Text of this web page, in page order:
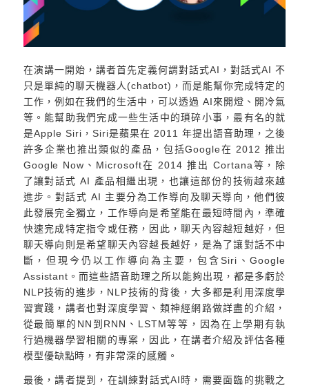
在演講一開始，講者首先定義何謂對話式AI，對話式AI 不
只是單純的聊天機器人(chatbot)，而是能幫你完成特定的
工作，例如在我們的生活中，可以透過 AI來開燈、開冷氣
等。能幫助我們完成一些生活中的瑣碎小事，最有名的就
是Apple Siri，Siri是蘋果在 2011 年提出語音助理，之後
許多企業也推出類似的產品，包括Google在 2012 推出
Google Now、Microsoft在 2014 推出 Cortana等，除
了讓對話式 AI 產品相繼出現，也讓這部份的技術越來越
進步。對話式 AI 主要分為工作導向及聊天導向，他們彼
此發展完全獨立，工作導向是希望能在最短時間內，準確
快速完成特定指令或任務，因此，聊天內容越短越好，但
聊天導向則是希望聊天內容越長越好，是為了讓對話不中
斷，但現今仍以工作導向為主要，包含Siri、Google
Assistant。而這些語音助理之所以能夠出現，都是多虧於
NLP技術的進步，NLP技術的背後，大多都是利用深度學
習實踐，講者也對深度學習、類神經網路做詳盡的介紹，
從最簡單的NN到RNN、LSTM等等，因為在上學期有執
行過機器學習相關的專案，因此，在講者介紹及評估各種
模型優缺點時，有非常深的感觸。
最後，講者提到，在訓練對話式AI時，需要面臨的挑戰之